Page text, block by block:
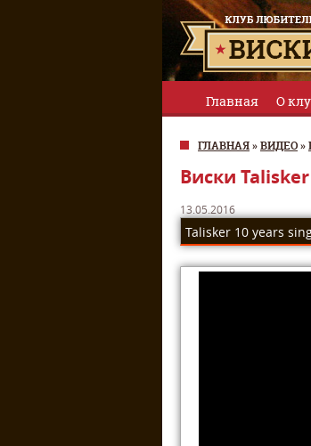
Главная О
ГЛАВНАЯ»ВИДЕО»
Виски Talisker
13.05.2016